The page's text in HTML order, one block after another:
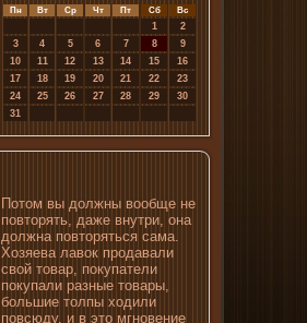
Пн Вт Ср Чт Пт Сб Вс
1
2
3
4 5 6 7 8
9
10
11 12 13 14 15
16
17
18 19 20 21 22
23
24
25 26 27 28 29
30
31
Потом вы должны вообще не
повторять, даже внутри, она
должна повторяться сама.
Хозяева лавок продавали
свой товар, покупатели
покупали разные товары,
большие толпы ходили
повсюду, и в это мгновение